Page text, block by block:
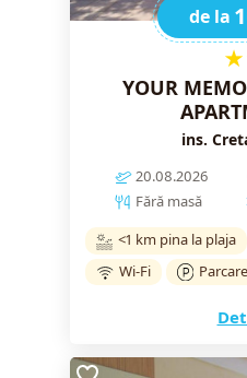
de la
YOUR
ins.
20.08.2026
Fără masă
<1 km pina la plaja
Wi-Fi
Parcare